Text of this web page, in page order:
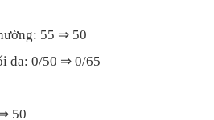
55 ⇒ 50
đa: 0/50 ⇒ 0/65
50